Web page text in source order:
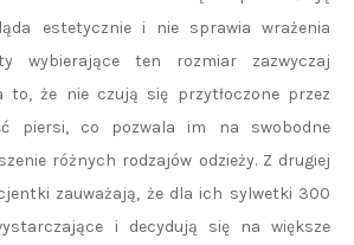
estetycznie i nie sprawia wrażenia
wybierające ten rozmiar zazwyczaj
to, że nie czują się przytłoczone przez
piersi, co pozwala im na swobodne
różnych rodzajów odzieży. Z drugiej
zauważają, że dla ich sylwetki 300
i decydują się na większe